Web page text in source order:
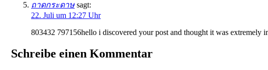
ถาดกระดาษ sagt:
22. Juli um 12:27 Uhr
803432 797156hello i discovered your post and thought it was
Schreibe einen Kommentar